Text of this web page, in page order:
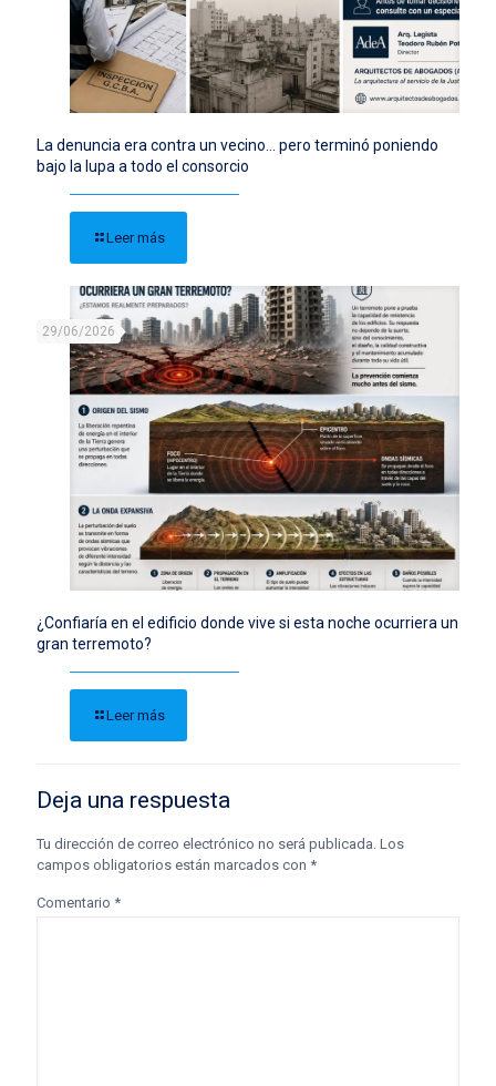
La denuncia era contra un vecino… pero terminó poniendo
bajo la lupa a todo el consorcio
Leer más
29/06/2026
¿Confiaría en el edificio donde vive si esta noche ocurriera un
gran terremoto?
Leer más
Deja una respuesta
Tu dirección de correo electrónico no será publicada. Los
campos obligatorios están marcados con *
Comentario *